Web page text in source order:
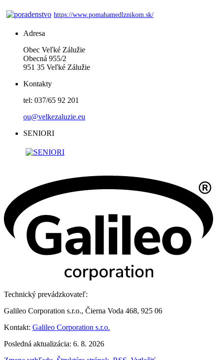
https://www.pomahamedlznikom.sk/
Adresa
Obec Veľké Zálužie
Obecná 955/2
951 35 Veľké Zálužie
Kontakty
tel: 037/65 92 201
ou@velkezaluzie.eu
SENIORI
Technický prevádzkovateľ:
Galileo Corporation s.r.o., Čierna Voda 468, 925 06
Kontakt: Galileo Corporation s.r.o.
Posledná aktualizácia: 6. 8. 2026